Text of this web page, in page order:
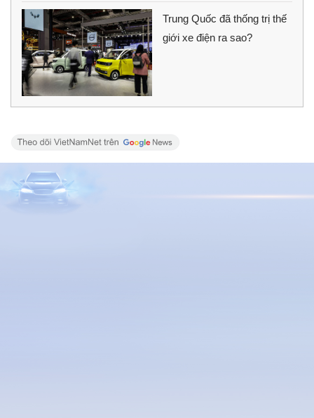
Trung Quốc đã thống trị thế
giới xe điện ra sao?